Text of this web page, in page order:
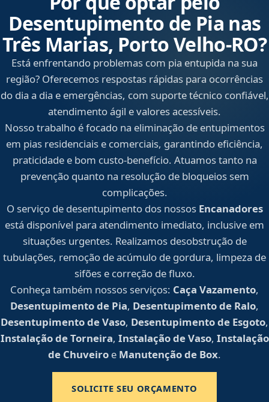
Desentupimento de Pia nas
Três Marias, Porto Velho‑RO?
Está enfrentando problemas com pia entupida na sua
região? Oferecemos respostas rápidas para ocorrências
do dia a dia e emergências, com suporte técnico confiável,
atendimento ágil e valores acessíveis.
Nosso trabalho é focado na eliminação de entupimentos
em pias residenciais e comerciais, garantindo eficiência,
praticidade e bom custo-benefício. Atuamos tanto na
prevenção quanto na resolução de bloqueios sem
complicações.
O serviço de desentupimento dos nossos Encanadores
está disponível para atendimento imediato, inclusive em
situações urgentes. Realizamos desobstrução de
tubulações, remoção de acúmulo de gordura, limpeza de
sifões e correção de fluxo.
Conheça também nossos serviços: Caça Vazamento,
Desentupimento de Pia, Desentupimento de Ralo,
Desentupimento de Vaso, Desentupimento de Esgoto,
Instalação de Torneira, Instalação de Vaso, Instalação
de Chuveiro e Manutenção de Box.
SOLICITE SEU ORÇAMENTO